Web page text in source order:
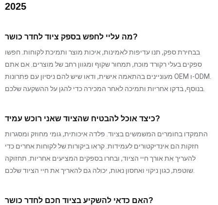
2025
מה עליי לחפש בספק ציוד לחדר כושר?
בבחירת ספק, תנו עדיפות לאמינות, איכות מוצר ותמיכת לקוחות. חפשו
ספקים בעלי רקורד מוכח, תמחור שקוף ומגוון רחב של מוצרים. אם אתם
מעוניינים בהתאמה אישית, ודאו שיש להם ניסיון עם פתרונות OEM ו-ODM.
כיצד אוכל להבטיח שהציוד שאני רוכש עמיד?
התמקדו בחומרים המשמשים בציוד. פלדה איכותית, גומי מחוזק ומסגרות
חזקות הם אינדיקטורים לעמידות. קראו ביקורות של לקוחות אחרים כדי
להעריך את אורך חיי הציוד, ובחרו בספקים המציעים אחריות. תחזוקה
האם כדאי להשקיע בציוד חכם לחדר כושר?